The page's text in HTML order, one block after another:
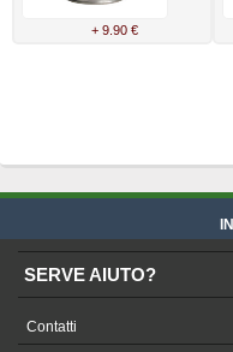
+ 9.90 €
SERVE AIUTO?
Contatti